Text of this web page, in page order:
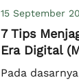
15 September
7 Tips
Era Digital
Pada